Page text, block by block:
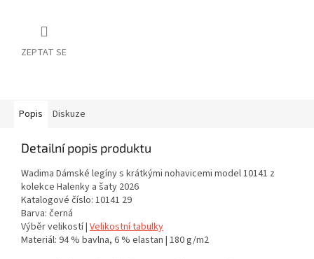
ZEPTAT SE
Popis Diskuze
Detailní popis produktu
Wadima Dámské legíny s krátkými nohavicemi model 10141 z
kolekce Halenky a šaty 2026
Katalogové číslo: 10141 29
Barva: černá
Výběr velikostí | Velikostní tabulky
Materiál: 94 % bavlna, 6 % elastan | 180 g/m2